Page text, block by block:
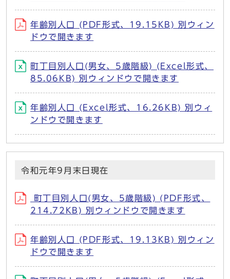
年齢別人口 (PDF形式、19.15KB) 別ウィン
ドウで開きます
町丁目別人口(男女、5歳階級) (Excel形式、
85.06KB) 別ウィンドウで開きます
年齢別人口 (Excel形式、16.26KB) 別ウィ
ンドウで開きます
令和元年9月末日現在
町丁目別人口(男女、5歳階級) (PDF形式、
214.72KB) 別ウィンドウで開きます
年齢別人口 (PDF形式、19.13KB) 別ウィン
ドウで開きます